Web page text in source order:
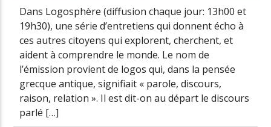
Dans Logosphère (diffusion chaque jour: 13h00 et
19h30), une série d’entretiens qui donnent écho à
ces autres citoyens qui explorent, cherchent, et
aident à comprendre le monde. Le nom de
l’émission provient de logos qui, dans la pensée
grecque antique, signifiait « parole, discours,
raison, relation ». Il est dit-on au départ le discours
parlé […]